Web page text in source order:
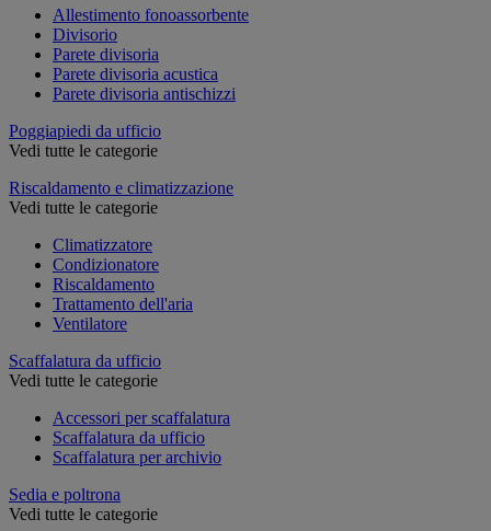
Allestimento fonoassorbente
Divisorio
Parete divisoria
Parete divisoria acustica
Parete divisoria antischizzi
Poggiapiedi da ufficio
Vedi tutte le categorie
Riscaldamento e climatizzazione
Vedi tutte le categorie
Climatizzatore
Condizionatore
Riscaldamento
Trattamento dell'aria
Ventilatore
Scaffalatura da ufficio
Vedi tutte le categorie
Accessori per scaffalatura
Scaffalatura da ufficio
Scaffalatura per archivio
Sedia e poltrona
Vedi tutte le categorie